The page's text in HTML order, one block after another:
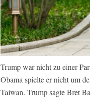
Trump war nicht zu einer
Obama spielte er nicht um
Taiwan. Trump sagte Bret